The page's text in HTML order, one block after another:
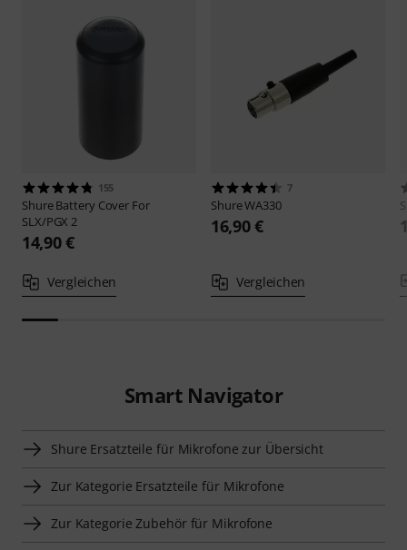
155
ShureBattery Cover For
SLX/PGX 2
14,90 €
Vergleichen
7
ShureWA330
16,90 €
Vergleichen
Smart Navigator
Shure Ersatzteile für Mikrofone zur Übersicht
Zur Kategorie Ersatzteile für Mikrofone
Zur Kategorie Zubehör für Mikrofone